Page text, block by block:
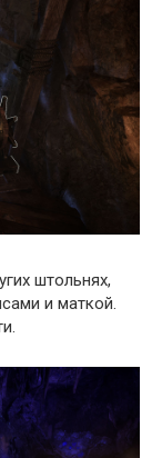
штольнях,
и маткой.